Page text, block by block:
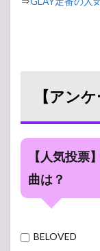
【アン
【人気投票
曲は？
BELOVED